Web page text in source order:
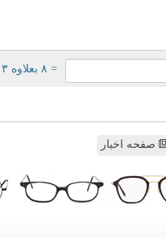
= ۸ بعلاوه ۳
صفحه اخبار